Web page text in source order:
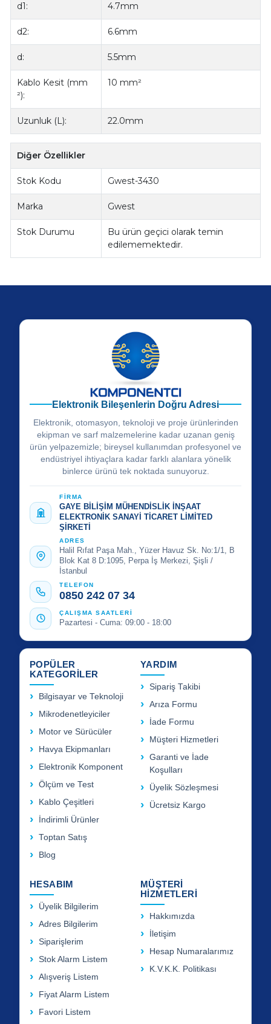
d1: 4.7mm
d2: 6.6mm
d: 5.5mm
Kablo Kesit (mm
²):
10 mm²
Uzunluk (L): 22.0mm
Diğer Özellikler
Stok Kodu Gwest-3430
Marka Gwest
Stok Durumu
Bu ürün geçici olarak temin
edilememektedir.
Elektronik Bileşenlerin Doğru Adresi
Elektronik, otomasyon, teknoloji ve proje ürünlerinden
ekipman ve sarf malzemelerine kadar uzanan geniş
ürün yelpazemizle; bireysel kullanımdan profesyonel ve
endüstriyel ihtiyaçlara kadar farklı alanlara yönelik
binlerce ürünü tek noktada sunuyoruz.
FİRMA
GAYE BİLİŞİM MÜHENDİSLİK İNŞAAT
ELEKTRONİK SANAYİ TİCARET LİMİTED
ŞİRKETİ
ADRES
Halil Rıfat Paşa Mah., Yüzer Havuz Sk. No:1/1, B
Blok Kat 8 D:1095, Perpa İş Merkezi, Şişli /
İstanbul
TELEFON
0850 242 07 34
ÇALIŞMA SAATLERİ
Pazartesi - Cuma: 09:00 - 18:00
POPÜLER
KATEGORİLER
Bilgisayar ve Teknoloji
Mikrodenetleyiciler
Motor ve Sürücüler
Havya Ekipmanları
Elektronik Komponent
Ölçüm ve Test
Kablo Çeşitleri
İndirimli Ürünler
Toptan Satış
Blog
YARDIM
Sipariş Takibi
Arıza Formu
İade Formu
Müşteri Hizmetleri
Garanti ve İade
Koşulları
Üyelik Sözleşmesi
Ücretsiz Kargo
HESABIM
Üyelik Bilgilerim
Adres Bilgilerim
Siparişlerim
Stok Alarm Listem
Alışveriş Listem
Fiyat Alarm Listem
Favori Listem
MÜŞTERİ
HİZMETLERİ
Hakkımızda
İletişim
Hesap Numaralarımız
K.V.K.K. Politikası